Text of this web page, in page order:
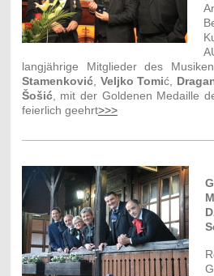
langjährige Mitglieder des
Stamenković, Veljko Tomić,
Šošić,
mit der Goldenen Medaille
feierlich geehrt>>>